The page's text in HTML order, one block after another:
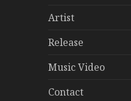
Artist
Release
Music Video
Contact